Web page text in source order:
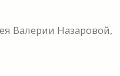
Валерии Назаровой,